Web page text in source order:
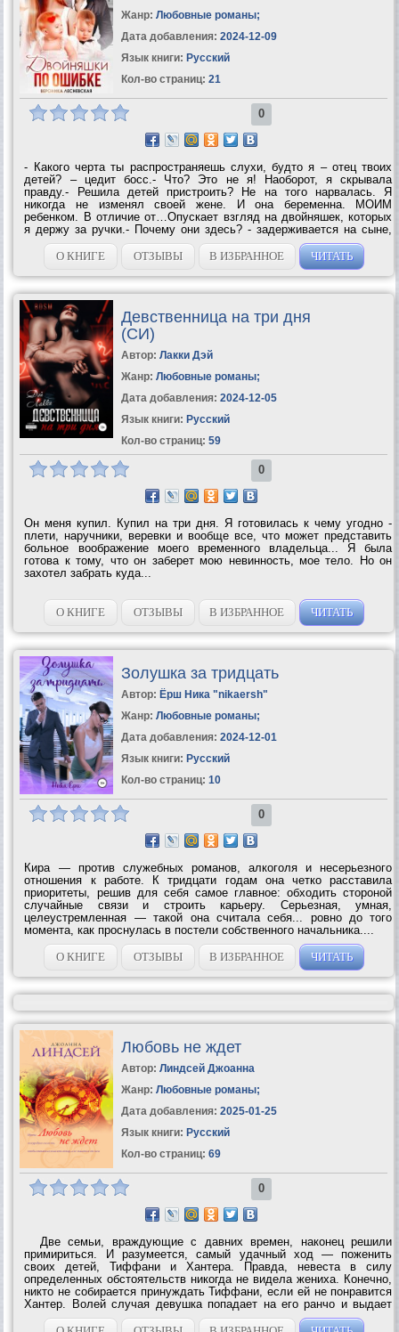
Жанр: Любовные романы;
Дата добавления: 2024-12-09
Язык книги: Русский
Кол-во страниц: 21
0
- Какого черта ты распространяешь слухи, будто я – отец твоих
детей? – цедит босс.- Что? Это не я! Наоборот, я скрывала
правду.- Решила детей пристроить? Не на того нарвалась. Я
никогда не изменял своей жене. И она беременна. МОИМ
ребенком. В отличие от…Опускает взгляд на двойняшек, которых
я держу за ручки.- Почему они здесь? - задерживается на сыне,
всматривается в его глаза: серо-голубой и зеленый. – Что за...-...
О КНИГЕ
ОТЗЫВЫ В ИЗБРАННОЕ ЧИТАТЬ
Девственница на три дня
(СИ)
Автор: Лакки Дэй
Жанр: Любовные романы;
Дата добавления: 2024-12-05
Язык книги: Русский
Кол-во страниц: 59
0
Он меня купил. Купил на три дня. Я готовилась к чему угодно -
плети, наручники, веревки и вообще все, что может представить
больное воображение моего временного владельца... Я была
готова к тому, что он заберет мою невинность, мое тело. Но он
захотел забрать куда...
О КНИГЕ ОТЗЫВЫ В ИЗБРАННОЕ ЧИТАТЬ
Золушка за тридцать
Автор: Ёрш Ника "nikaersh"
Жанр: Любовные романы;
Дата добавления: 2024-12-01
Язык книги: Русский
Кол-во страниц: 10
0
Кира — против служебных романов, алкоголя и несерьезного
отношения к работе. К тридцати годам она четко расставила
приоритеты, решив для себя самое главное: обходить стороной
случайные связи и строить карьеру. Серьезная, умная,
целеустремленная — такой она считала себя... ровно до того
момента, как проснулась в постели собственного начальника....
О КНИГЕ
ОТЗЫВЫ В ИЗБРАННОЕ ЧИТАТЬ
Любовь не ждет
Автор: Линдсей Джоанна
Жанр: Любовные романы;
Дата добавления: 2025-01-25
Язык книги: Русский
Кол-во страниц: 69
0
Две семьи, враждующие с давних времен, наконец решили
примириться. И разумеется, самый удачный ход — поженить
своих детей, Тиффани и Хантера. Правда, невеста в силу
определенных обстоятельств никогда не видела жениха. Конечно,
никто не собирается принуждать Тиффани, если ей не понравится
Хантер. Волей случая девушка попадает на его ранчо и выдает
себя за экономку. Хантер также не горит желанием жениться на
изнеженной, по его...